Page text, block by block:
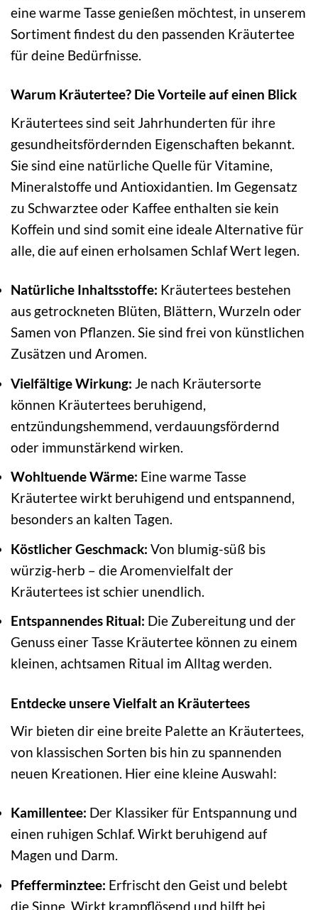
eine warme Tasse genießen möchtest, in unserem
Sortiment findest du den passenden Kräutertee
für deine Bedürfnisse.
Warum Kräutertee? Die Vorteile auf einen Blick
Kräutertees sind seit Jahrhunderten für ihre
gesundheitsfördernden Eigenschaften bekannt.
Sie sind eine natürliche Quelle für Vitamine,
Mineralstoffe und Antioxidantien. Im Gegensatz
zu Schwarztee oder Kaffee enthalten sie kein
Koffein und sind somit eine ideale Alternative für
alle, die auf einen erholsamen Schlaf Wert legen.
Natürliche Inhaltsstoffe: Kräutertees bestehen
aus getrockneten Blüten, Blättern, Wurzeln oder
Samen von Pflanzen. Sie sind frei von künstlichen
Zusätzen und Aromen.
Vielfältige Wirkung: Je nach Kräutersorte
können Kräutertees beruhigend,
entzündungshemmend, verdauungsfördernd
oder immunstärkend wirken.
Wohltuende Wärme: Eine warme Tasse
Kräutertee wirkt beruhigend und entspannend,
besonders an kalten Tagen.
Köstlicher Geschmack: Von blumig-süß bis
würzig-herb – die Aromenvielfalt der
Kräutertees ist schier unendlich.
Entspannendes Ritual: Die Zubereitung und der
Genuss einer Tasse Kräutertee können zu einem
kleinen, achtsamen Ritual im Alltag werden.
Entdecke unsere Vielfalt an Kräutertees
Wir bieten dir eine breite Palette an Kräutertees,
von klassischen Sorten bis hin zu spannenden
neuen Kreationen. Hier eine kleine Auswahl:
Kamillentee: Der Klassiker für Entspannung und
einen ruhigen Schlaf. Wirkt beruhigend auf
Magen und Darm.
Pfefferminztee: Erfrischt den Geist und belebt
die Sinne. Wirkt krampflösend und hilft bei